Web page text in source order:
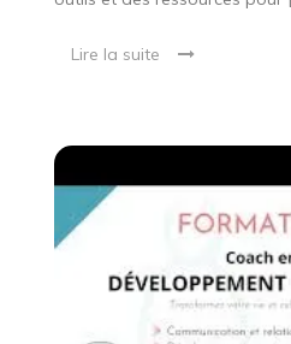
Lire la suite